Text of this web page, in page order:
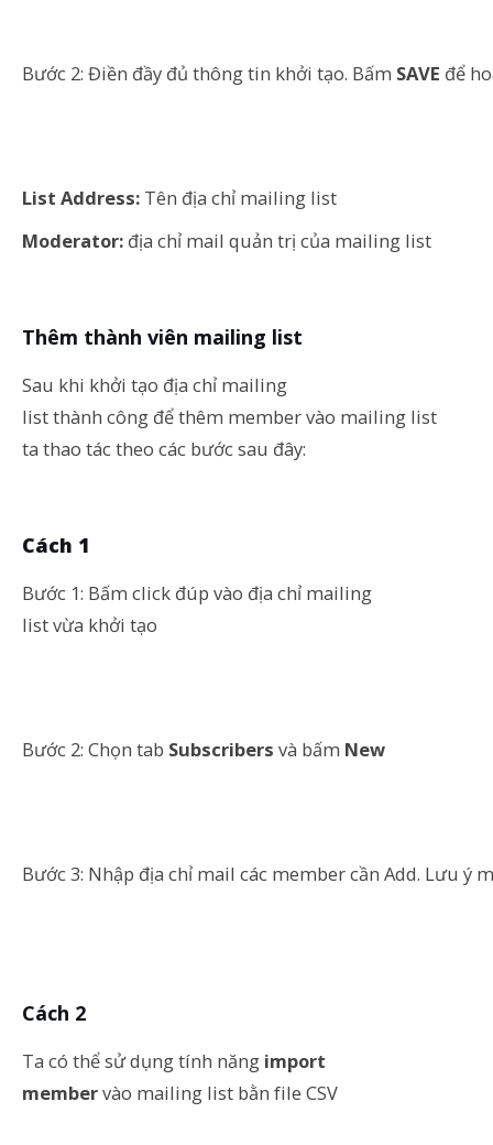
Bước 2: Điền đầy đủ thông tin khởi tạo. Bấm SAVE để
List Address: Tên địa chỉ mailing list
Moderator: địa chỉ mail quản trị của mailing list
Thêm thành viên mailing list
Sau khi khởi tạo địa chỉ mailing
list thành công để thêm member vào mailing list
ta thao tác theo các bước sau đây:
Cách 1
Bước 1: Bấm click đúp vào địa chỉ mailing
list vừa khởi tạo
Bước 2: Chọn tab Subscribers và bấm New
Bước 3: Nhập địa chỉ mail các member cần Add. Lưu ý
Cách 2
Ta có thể sử dụng tính năng import
membervào mailing list bằn file CSV